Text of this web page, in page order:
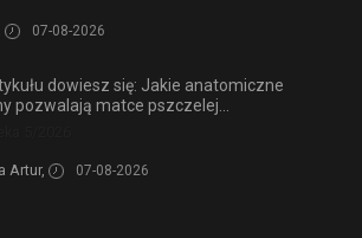
07-08-2026
dowiesz się: Jakie anatomiczne
pozwalają matce pszczelej...
Artur, 07-08-2026